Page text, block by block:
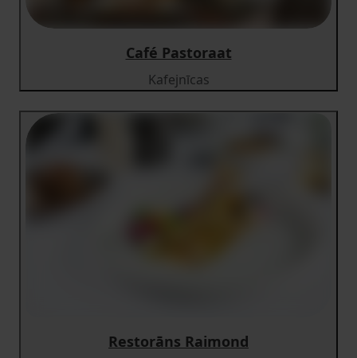
Café Pastoraat
Kafejnīcas
Restorāns Raimond